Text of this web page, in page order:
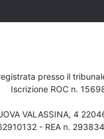
presso il
Iscrizione ROC n.
VALASSINA, 4
- REA n. 293834